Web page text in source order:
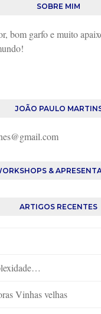
SOBRE MIM
bom garfo e muito
JOÃO PAULO
&
ARTIGOS RECENTES
Vinhas velhas